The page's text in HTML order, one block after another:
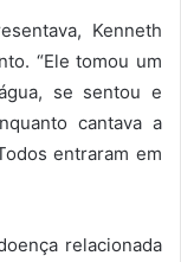
Kenneth
“Ele tomou um
se sentou e
cantava a
entraram em
relacionada